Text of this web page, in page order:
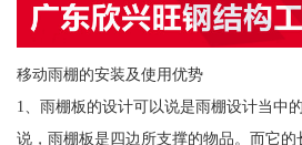
移动雨棚的安装及使用优势
1、雨棚板的设计可以说是雨棚设计当中
说，雨棚板是四边所支撑的物品。而它